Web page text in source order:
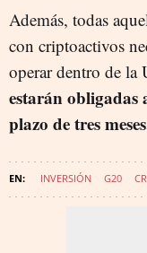
Además, todas
con criptoactivos
operar dentro de la
estarán obligadas
plazo de tres
INVERSIÓN G20